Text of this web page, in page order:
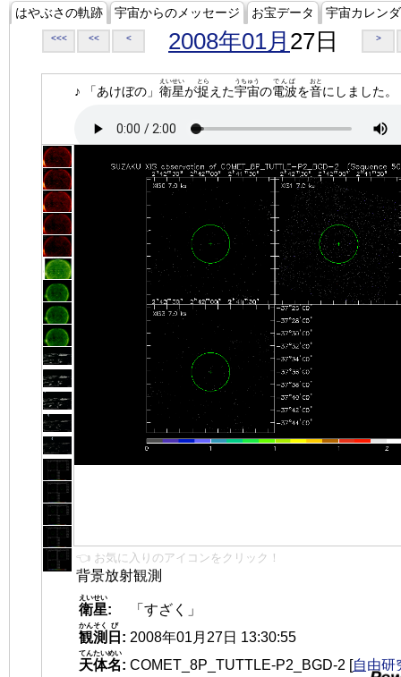
はやぶさの軌跡 宇宙からのメッセージ お宝データ 宇宙カレン
<<< << < 2008年01月 27日 >
♪ 「あけぼの」 衛星
えいせい
が捉
とら
えた宇宙
うちゅう
の電波
でんぱ
を音
おと
にしました。
👈 お気に入りのアイコンをクリック！
背景放射観測
衛星
えいせい
:
「すざく」
観測
かんそく
日
び
: 2008年01月27日 13:30:55
天体名
てんたいめい
: COMET_8P_TUTTLE-P2_BGD-2 [自由研